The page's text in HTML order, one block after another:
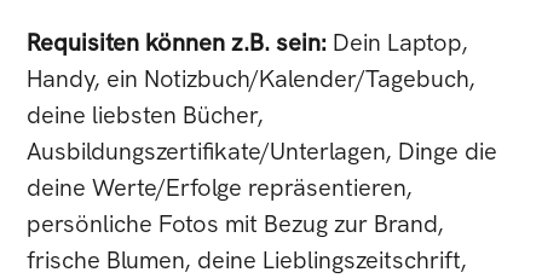
Requisiten können z.B. sein: Dein Laptop,
Handy, ein Notizbuch/Kalender/Tagebuch,
deine liebsten Bücher,
Ausbildungszertifikate/Unterlagen, Dinge die
deine Werte/Erfolge repräsentieren,
persönliche Fotos mit Bezug zur Brand,
frische Blumen, deine Lieblingszeitschrift,